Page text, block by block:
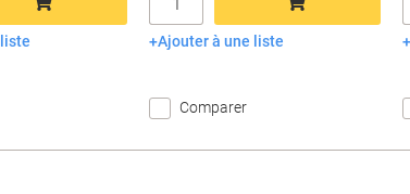
au panier Ajouter au panier
Ajouter à une liste
Comparer